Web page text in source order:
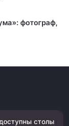
фотограф,
столы